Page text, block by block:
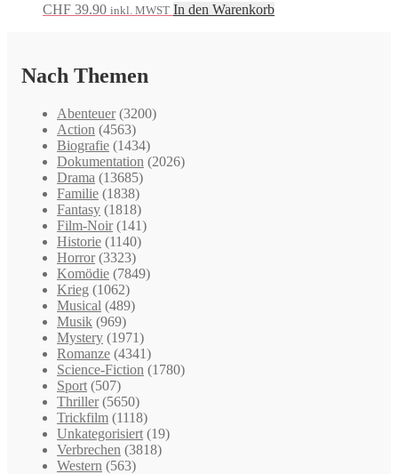
CHF 39.90 inkl. MWST In den Warenkorb
Nach Themen
Abenteuer (3200)
Action (4563)
Biografie (1434)
Dokumentation (2026)
Drama (13685)
Familie (1838)
Fantasy (1818)
Film-Noir (141)
Historie (1140)
Horror (3323)
Komödie (7849)
Krieg (1062)
Musical (489)
Musik (969)
Mystery (1971)
Romanze (4341)
Science-Fiction (1780)
Sport (507)
Thriller (5650)
Trickfilm (1118)
Unkategorisiert (19)
Verbrechen (3818)
Western (563)